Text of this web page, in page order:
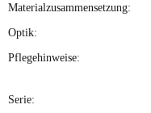
Materialzusammensetzung:
Optik:
Pflegehinweise:
Serie: